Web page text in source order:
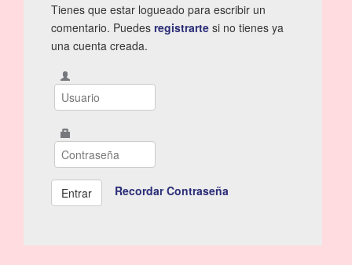
Tienes que estar logueado para escribir un
comentario. Puedes registrarte si no tienes ya
una cuenta creada.
Recordar Contraseña